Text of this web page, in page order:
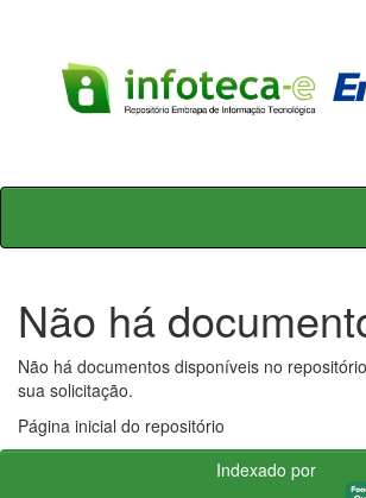
Skip
Não há
Não há documentos disponíveis no
sua solicitação.
Página inicial do repositório
Indexado por